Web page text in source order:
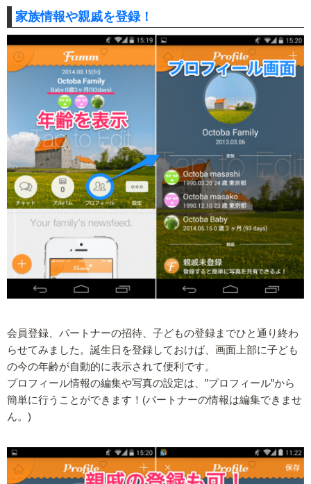
家族情報や親戚を登録！
会員登録、パートナーの招待、子どもの登録までひと通り終わ
らせてみました。誕生日を登録しておけば、画面上部に子ども
の今の年齢が自動的に表示されて便利です。
プロフィール情報の編集や写真の設定は、”プロフィール”から
簡単に行うことができます！(パートナーの情報は編集できませ
ん。)